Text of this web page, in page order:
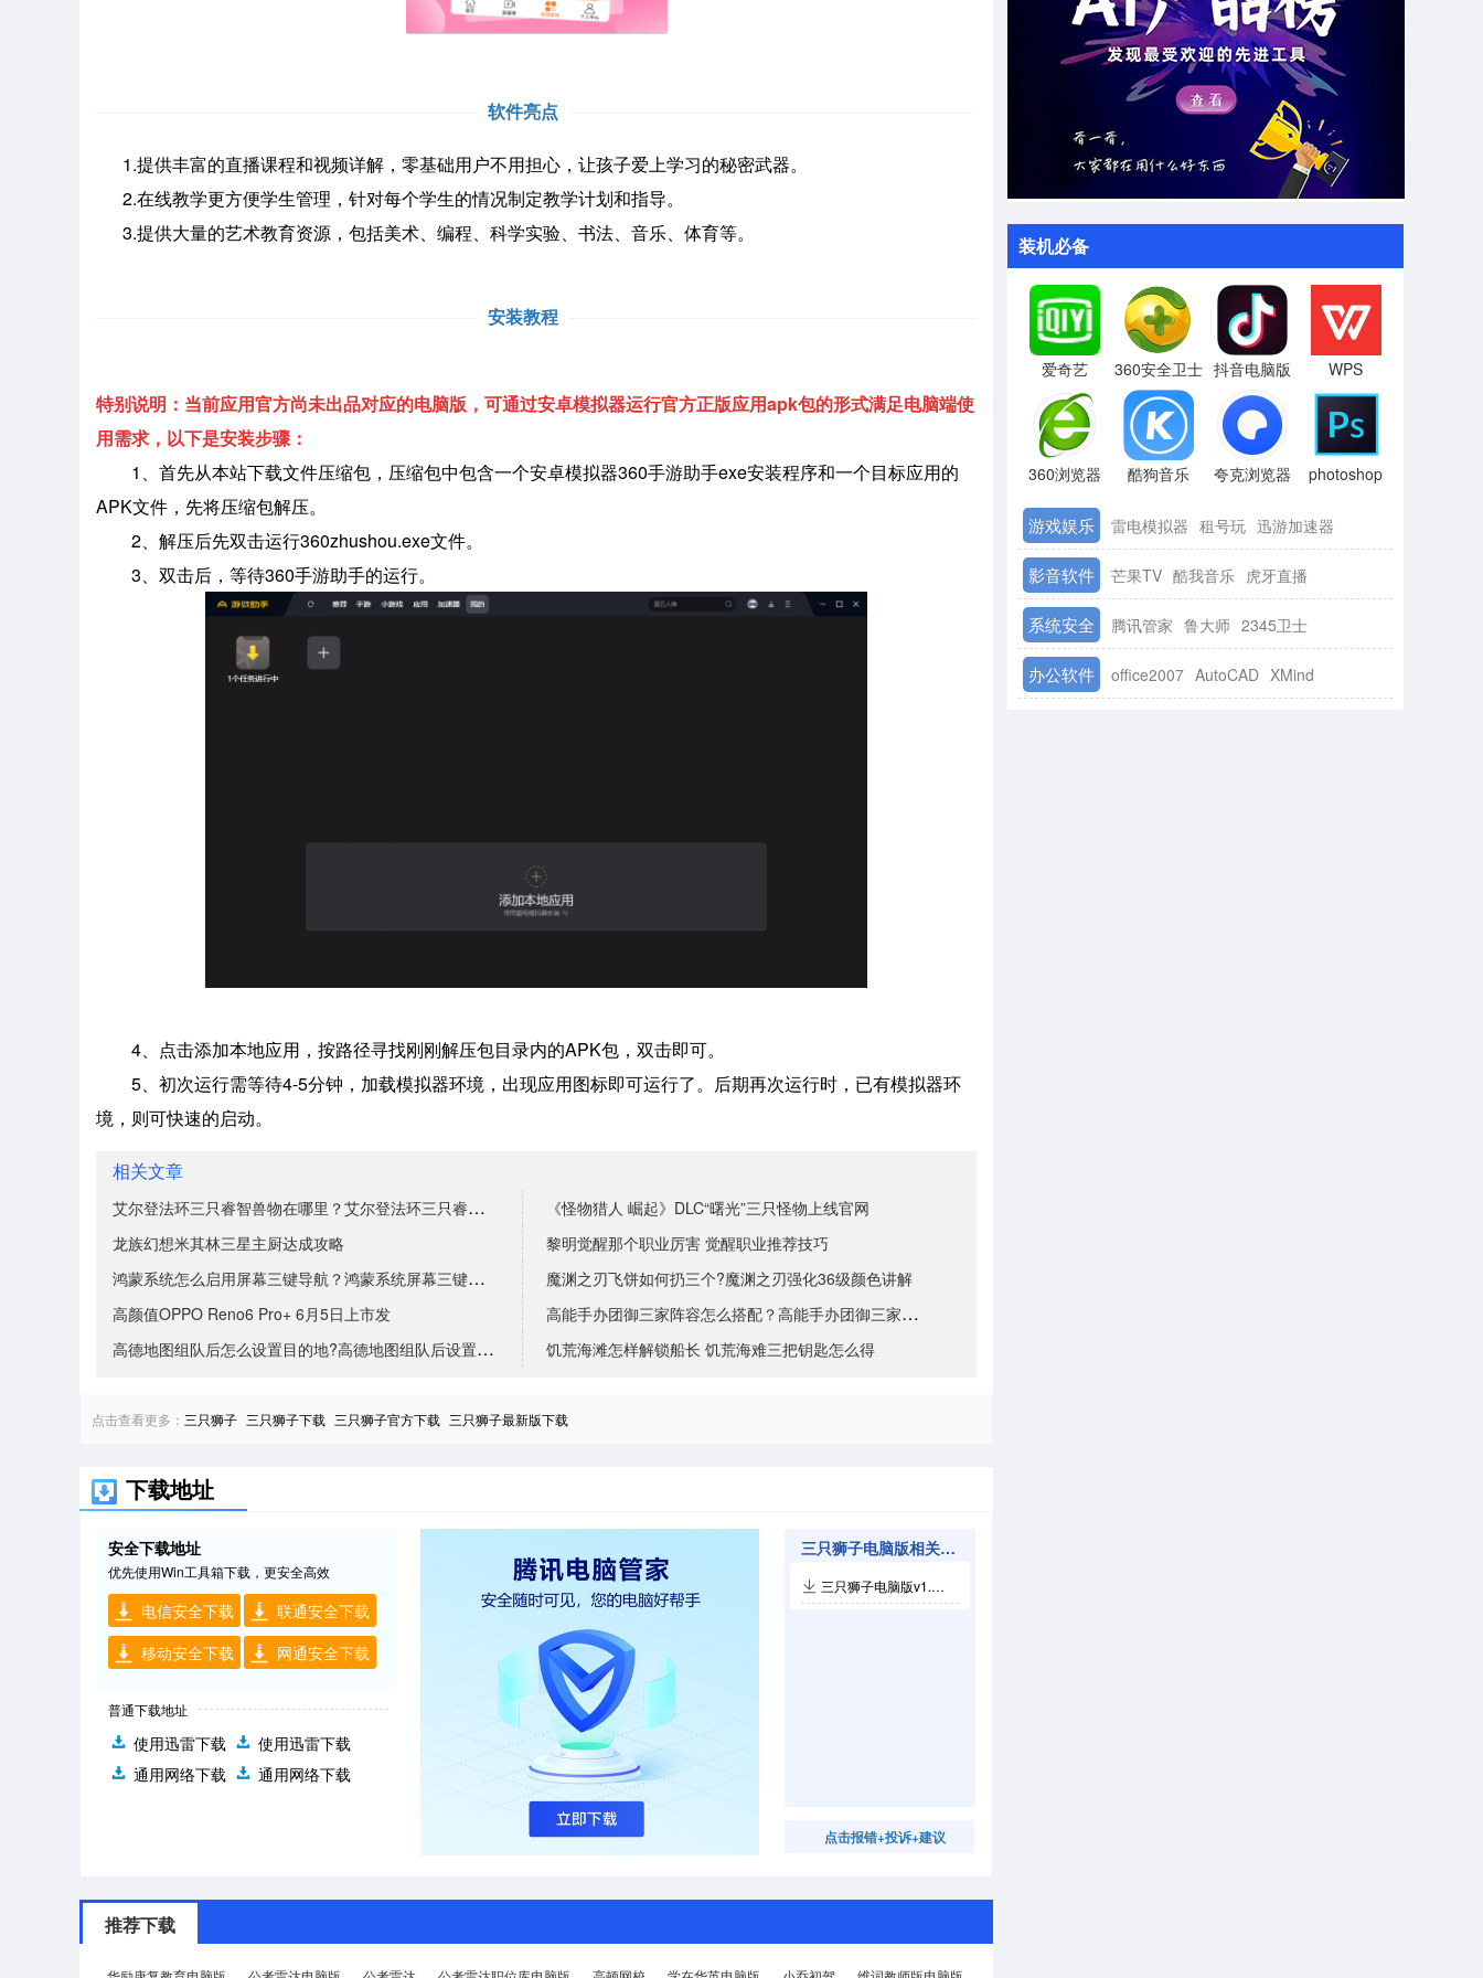
软件亮点
1.提供丰富的直播课程和视频详解，零基础用户不用担心，让孩子爱上学习的秘密武器。
2.在线教学更方便学生管理，针对每个学生的情况制定教学计划和指导。
3.提供大量的艺术教育资源，包括美术、编程、科学实验、书法、音乐、体育等。
安装教程
特别说明：当前应用官方尚未出品对应的电脑版，可通过安卓模拟器运行官方正版应用apk包的形式满足电脑端使
用需求，以下是安装步骤：
1、首先从本站下载文件压缩包，压缩包中包含一个安卓模拟器360手游助手exe安装程序和一个目标应用的
APK文件，先将压缩包解压。
2、解压后先双击运行360zhushou.exe文件。
3、双击后，等待360手游助手的运行。
4、点击添加本地应用，按路径寻找刚刚解压包目录内的APK包，双击即可。
5、初次运行需等待4-5分钟，加载模拟器环境，出现应用图标即可运行了。 后期再次运行时，已有模拟器环
境，则可快速的启动。
相关文章
艾尔登法环三只睿智兽物在哪里？艾尔登法环三只睿智兽物
《怪物猎人 崛起》DLC“曙光”三只怪物上线官网
龙族幻想米其林三星主厨达成攻略
黎明觉醒那个职业厉害 觉醒职业推荐技巧
鸿蒙系统怎么启用屏幕三键导航？鸿蒙系统屏幕三键导航启
魔渊之刃飞饼如何扔三个?魔渊之刃强化36级颜色讲解
高颜值OPPO Reno6 Pro+ 6月5日上市发
高能手办团御三家阵容怎么搭配？高能手办团御三家阵容搭
高德地图组队后怎么设置目的地?高德地图组队后设置目的
饥荒海滩怎样解锁船长 饥荒海难三把钥匙怎么得
点击查看更多： 三只狮子 三只狮子下载 三只狮子官方下载 三只狮子最新版下载
下载地址
安全下载地址
优先使用Win工具箱下载，更安全高效
电信安全下载
联通安全下载
移动安全下载
网通安全下载
普通下载地址
使用迅雷下载
使用迅雷下载
通用网络下载
通用网络下载
三只狮子电脑版相关软件
三只狮子电脑版v1.0.0.0
点击报错+投诉+建议
推荐下载
装机必备
爱奇艺 360安全卫士 抖音电脑版 WPS
360浏览器 酷狗音乐 夸克浏览器 photoshop
游戏娱乐 雷电模拟器 租号玩 迅游加速器
影音软件 芒果TV 酷我音乐 虎牙直播
系统安全 腾讯管家 鲁大师 2345卫士
办公软件 office2007 AutoCAD XMind